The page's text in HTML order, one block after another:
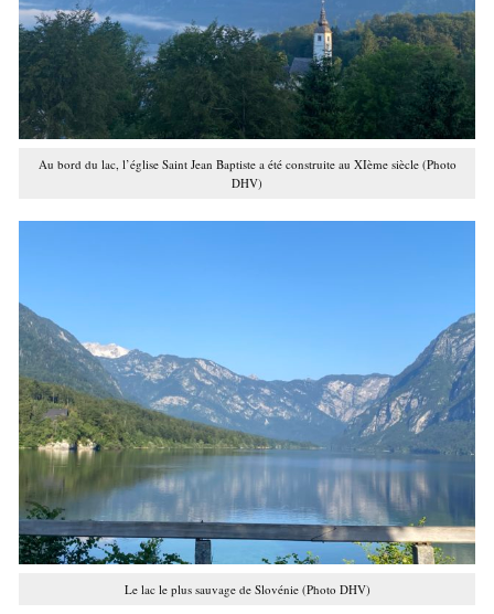
Au bord du lac, l’église Saint Jean Baptiste a été construite au XIème siècle (Photo
DHV)
Le lac le plus sauvage de Slovénie (Photo DHV)